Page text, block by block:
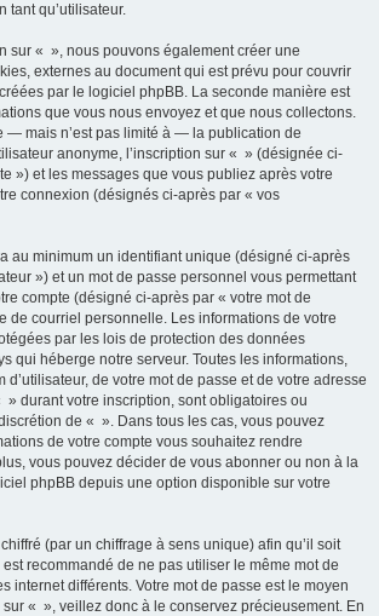
tant qu’utilisateur.
sur « », nous pouvons également créer une
externes au document qui est prévu pour couvrir
par le logiciel phpBB. La seconde manière est
que vous nous envoyez et que nous collectons.
— mais n’est pas limité à — la publication de
anonyme, l’inscription sur « » (désignée ci-
») et les messages que vous publiez après votre
connexion (désignés ci-après par « vos
au minimum un identifiant unique (désigné ci-après
») et un mot de passe personnel vous permettant
compte (désigné ci-après par « votre mot de
de courriel personnelle. Les informations de votre
par les lois de protection des données
qui héberge notre serveur. Toutes les informations,
d’utilisateur, de votre mot de passe et de votre adresse
durant votre inscription, sont obligatoires ou
de « ». Dans tous les cas, vous pouvez
de votre compte vous souhaitez rendre
vous pouvez décider de vous abonner ou non à la
phpBB depuis une option disponible sur votre
(par un chiffrage à sens unique) afin qu’il soit
recommandé de ne pas utiliser le même mot de
internet différents. Votre mot de passe est le moyen
sur « », veillez donc à le conservez précieusement. En